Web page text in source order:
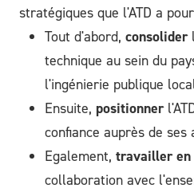
stratégiques que l'ATD a
Tout d'abord, consolider
technique au sein du
l'ingénierie publique
Ensuite, positionner
confiance auprès de ses
Egalement, travailler en
collaboration avec